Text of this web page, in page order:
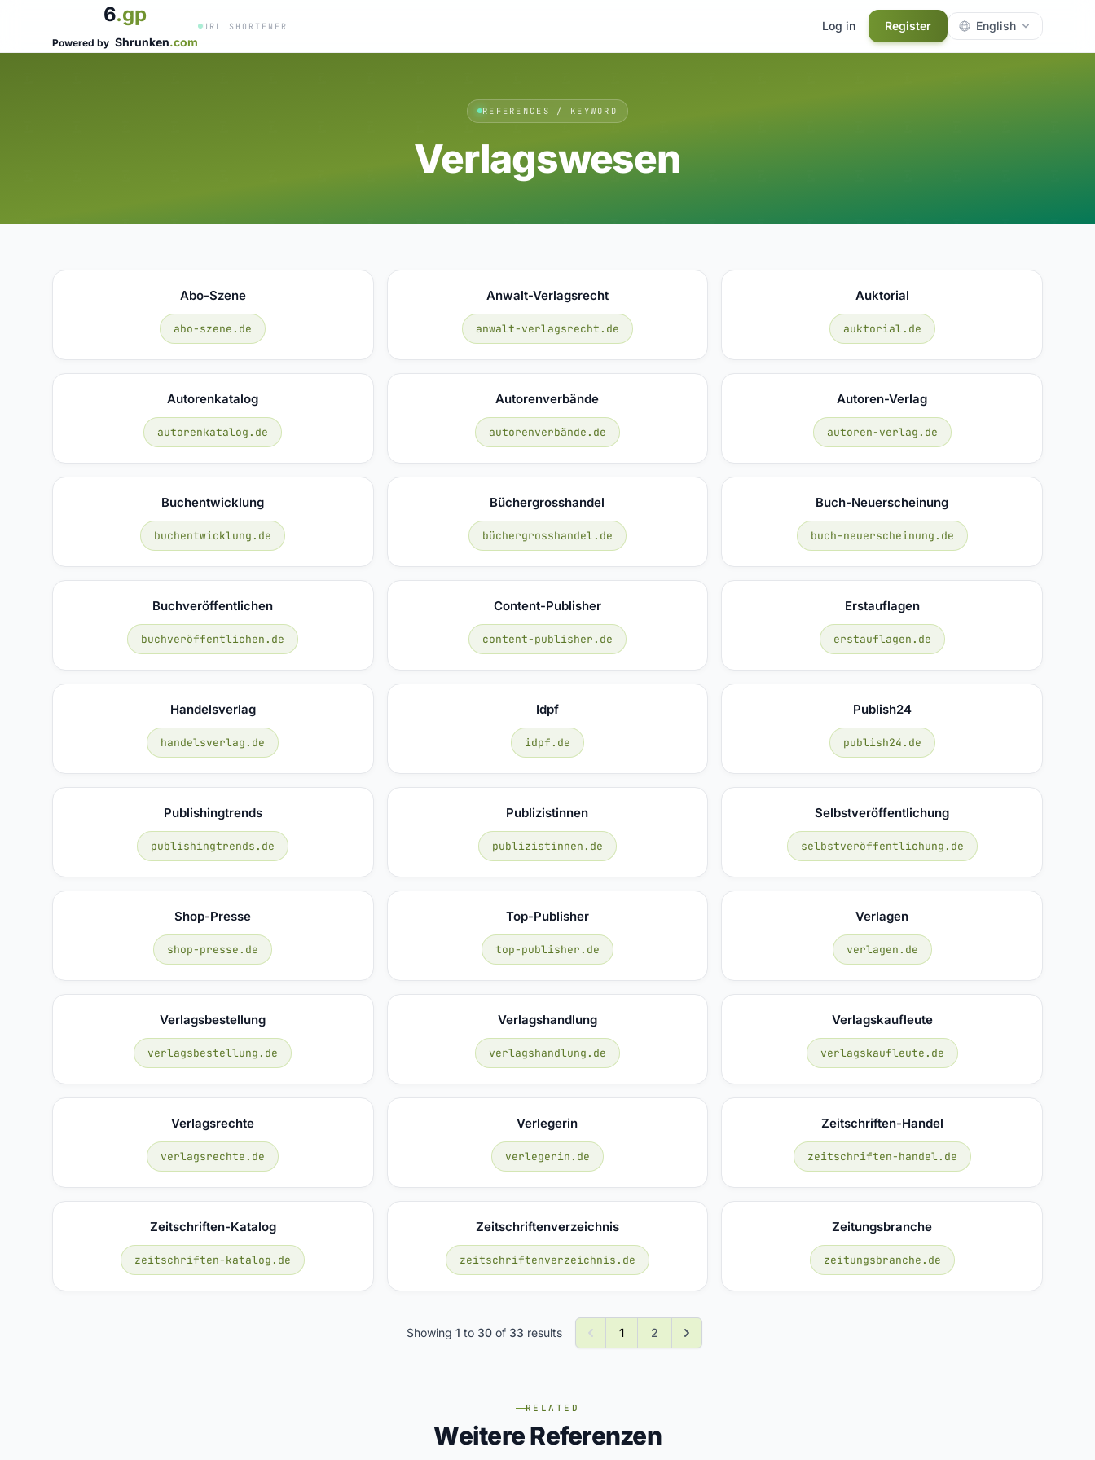
6.gp
Powered by Shrunken.com
URL SHORTENER Log in Register English
REFERENCES / KEYWORD
Verlagswesen
Abo-Szene
abo-szene.de
Anwalt-Verlagsrecht
anwalt-verlagsrecht.de
Auktorial
auktorial.de
Autorenkatalog
autorenkatalog.de
Autorenverbände
autorenverbände.de
Autoren-Verlag
autoren-verlag.de
Buchentwicklung
buchentwicklung.de
Büchergrosshandel
büchergrosshandel.de
Buch-Neuerscheinung
buch-neuerscheinung.de
Buchveröffentlichen
buchveröffentlichen.de
Content-Publisher
content-publisher.de
Erstauflagen
erstauflagen.de
Handelsverlag
handelsverlag.de
Idpf
idpf.de
Publish24
publish24.de
Publishingtrends
publishingtrends.de
Publizistinnen
publizistinnen.de
Selbstveröffentlichung
selbstveröffentlichung.de
Shop-Presse
shop-presse.de
Top-Publisher
top-publisher.de
Verlagen
verlagen.de
Verlagsbestellung
verlagsbestellung.de
Verlagshandlung
verlagshandlung.de
Verlagskaufleute
verlagskaufleute.de
Verlagsrechte
verlagsrechte.de
Verlegerin
verlegerin.de
Zeitschriften-Handel
zeitschriften-handel.de
Zeitschriften-Katalog
zeitschriften-katalog.de
Zeitschriftenverzeichnis
zeitschriftenverzeichnis.de
Zeitungsbranche
zeitungsbranche.de
Showing 1 to 30of 33 results 1 2
RELATED
Weitere Referenzen